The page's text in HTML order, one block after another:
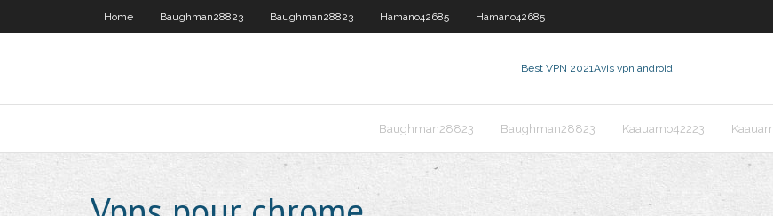
Home Baughman28823 Baughman28823 Hamano42685 Hamano42685
Best VPN 2021Avis vpn android
Baughman28823 Baughman28823 Kaauamo42223